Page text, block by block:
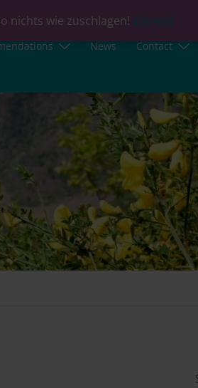
nichts wie zuschlagen! Dismiss
News Contact